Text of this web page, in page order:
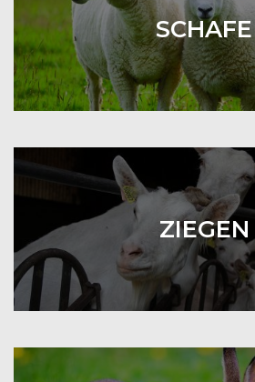
SCHAFE
ZIEGEN